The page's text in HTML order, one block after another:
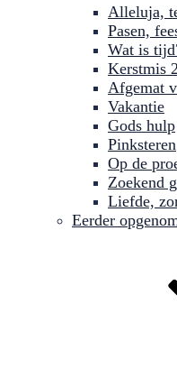
Alleluja,
Pasen,
Wat is
Kerstmis
Afgemat
Vakantie
Gods hulp
Pinksteren
Op de
Zoekend
Liefde,
Eerder